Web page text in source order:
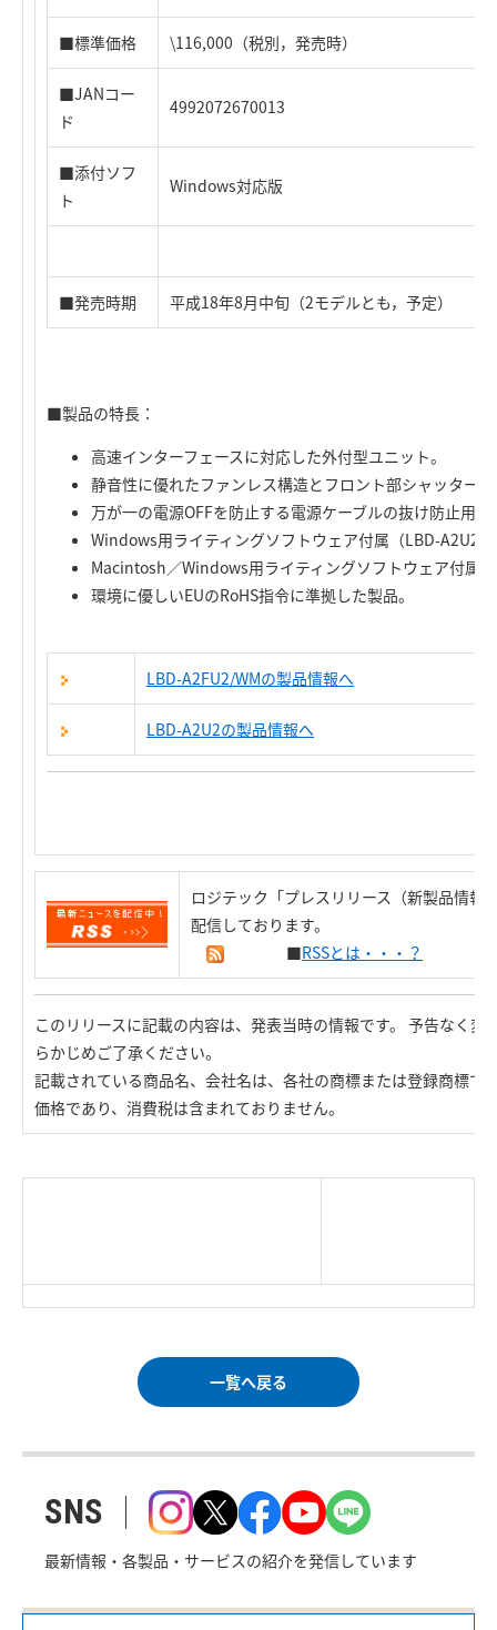
■標準価格 \116,000（税別，発売時）
■JANコー
ド
4992072670013
■添付ソフ
ト
Windows対応版
■発売時期 平成18年8月中旬（2モデルとも，予定）
■製品の特長：
高速インターフェースに対応した外付型ユニット。
静音性に優れたファンレス構造とフロント部シャッター。
万が一の電源OFFを防止する電源ケーブルの抜け防止用フ
Windows用ライティングソフトウェア付属（LBD-A2U2
Macintosh／Windows用ライティングソフトウェア付属
環境に優しいEUのRoHS指令に準拠した製品。
LBD-A2FU2/WMの製品情報へ
LBD-A2U2の製品情報へ
ロジテック「プレスリリース（新製品情報
配信しております。
■RSSとは・・・？
このリリースに記載の内容は、発表当時の情報です。 予告なく変
らかじめご了承ください。
記載されている商品名、会社名は、各社の商標または登録商標で
価格であり、消費税は含まれておりません。
一覧へ戻る
SNS
最新情報・各製品・サービスの紹介を発信しています